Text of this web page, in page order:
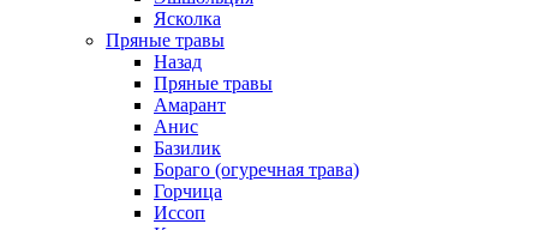
Ясколка
Пряные травы
Назад
Пряные травы
Амарант
Анис
Базилик
Бораго (огуречная трава)
Горчица
Иссоп